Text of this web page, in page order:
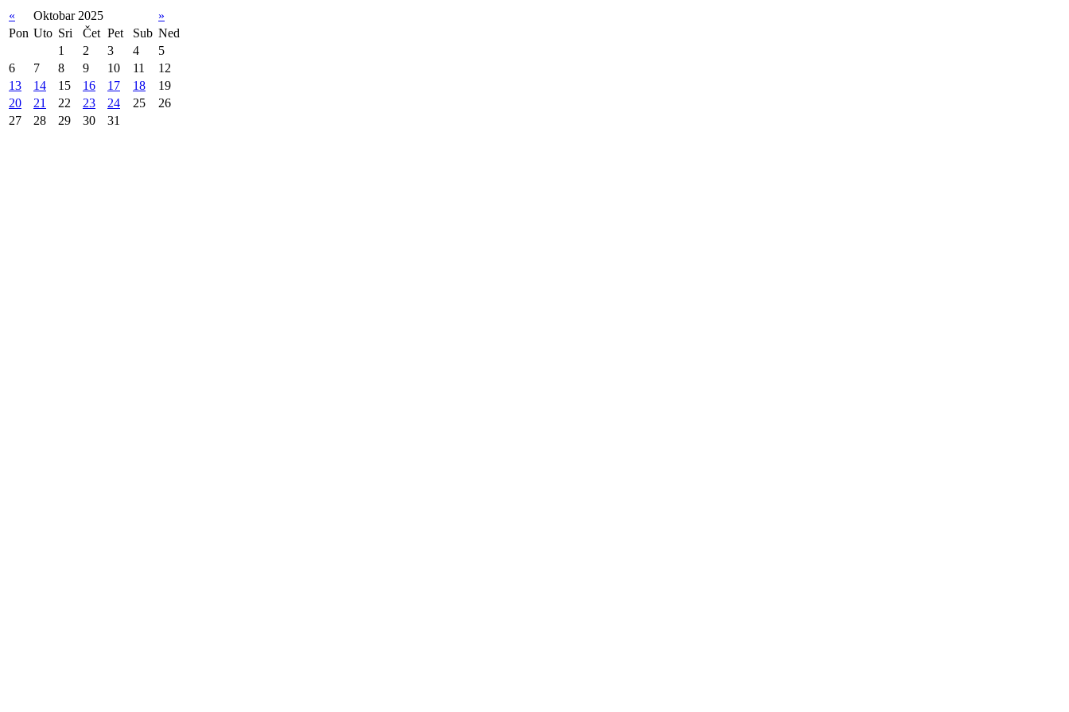
« Oktobar 2025
»
Pon Uto Sri Čet Pet Sub Ned
1
2 3 4
5
6
7 8 9 10 11
12
13
14 15 16 17 18
19
20
21 22 23 24 25
26
27
28 29 30 31